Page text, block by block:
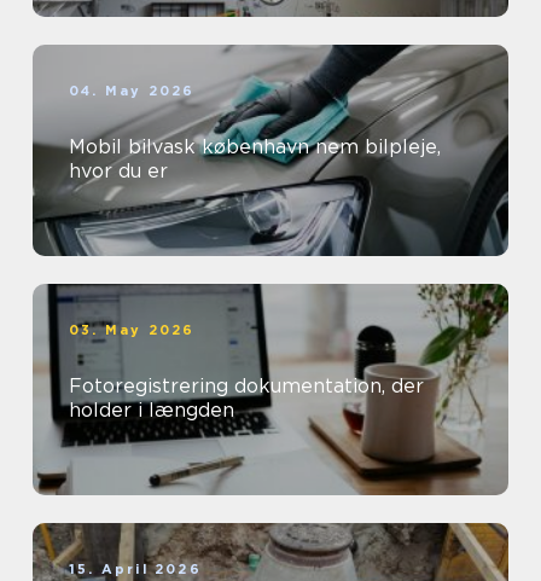
04. May 2026
Mobil bilvask københavn nem bilpleje,
hvor du er
03. May 2026
Fotoregistrering dokumentation, der
holder i længden
15. April 2026